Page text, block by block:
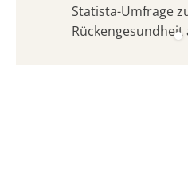
Statista-Umfrage
Rückengesundheit